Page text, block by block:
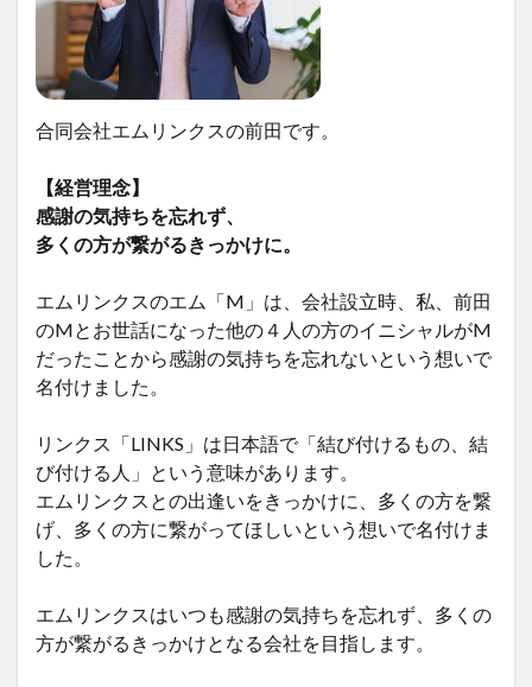
合同会社エムリンクスの前田です。
【経営理念】
感謝の気持ちを忘れず、
多くの方が繋がるきっかけに。
エムリンクスのエム「M」は、会社設立時、私、前田
のMとお世話になった他の４人の方のイニシャルがM
だったことから感謝の気持ちを忘れないという想いで
名付けました。
リンクス「LINKS」は日本語で「結び付けるもの、結
び付ける人」という意味があります。
エムリンクスとの出逢いをきっかけに、多くの方を繋
げ、多くの方に繋がってほしいという想いで名付けま
した。
エムリンクスはいつも感謝の気持ちを忘れず、多くの
方が繋がるきっかけとなる会社を目指します。